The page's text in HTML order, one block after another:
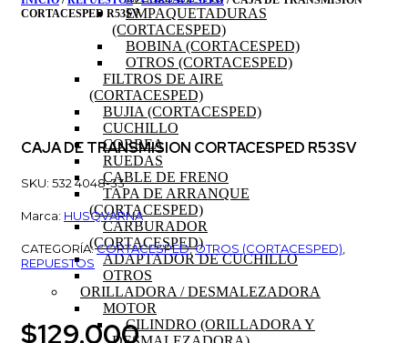
EMPAQUETADURAS
(CORTACESPED)
BOBINA (CORTACESPED)
OTROS (CORTACESPED)
FILTROS DE AIRE
(CORTACESPED)
BUJIA (CORTACESPED)
CUCHILLO
CORREA
RUEDAS
CABLE DE FRENO
TAPA DE ARRANQUE
(CORTACESPED)
CARBURADOR
(CORTACESPED)
ADAPTADOR DE CUCHILLO
OTROS
ORILLADORA / DESMALEZADORA
MOTOR
CILINDRO (ORILLADORA Y
CORTACESPED R53SV
CAJA DE TRANSMISION CORTACESPED R53SV
SKU: 532 4048-33
Marca: HUSQVARNA
CATEGORÍA:CORTACESPED,OTROS (CORTACESPED)
REPUESTOS
$129.000